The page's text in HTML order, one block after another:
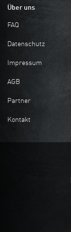
Über uns
FAQ
Datenschutz
Impressum
AGB
Partner
Kontakt